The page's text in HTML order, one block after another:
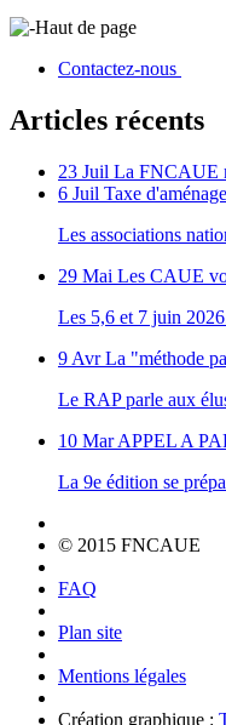
Haut de page
Contactez-nous
Articles récents
23 Juil La FNCAUE
6 Juil Taxe
Les associations
29 Mai Les CAUE
Les 5,6 et 7 juin
9 Avr La "méthode
Le RAP parle aux
10 Mar APPEL A
La 9e édition se
© 2015 FNCAUE
FAQ
Plan site
Mentions légales
Création graphique :